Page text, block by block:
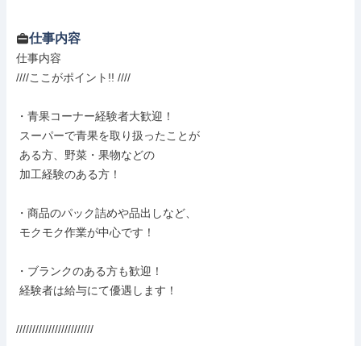
仕事内容
仕事内容
////ここがポイント!! ////
・青果コーナー経験者大歓迎！
・商品のパック詰めや品出しなど、
・ブランクのある方も歓迎！
////////////////////////